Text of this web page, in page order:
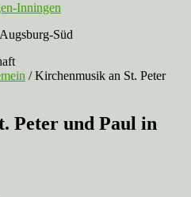
Inningen
Süd
/Kirchenmusik an St. Peter
Peter und Paul in